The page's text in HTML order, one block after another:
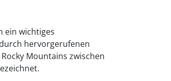
ein wichtiges
hervorgerufenen
Mountains zwischen